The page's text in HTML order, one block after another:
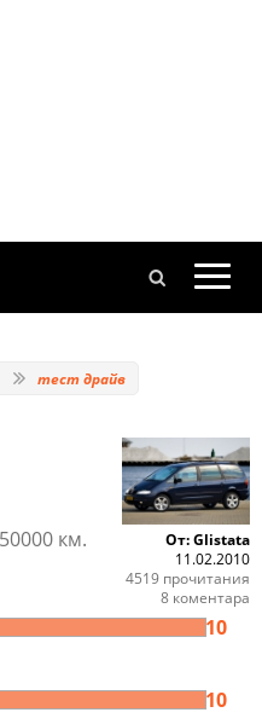
тест драйв
км.
10
10
От: Glistata
11.02.2010
4519 прочитания
8 коментара